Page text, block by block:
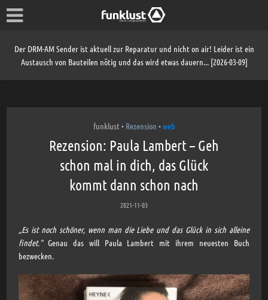
Der DRM-AM Sender ist aktuell zur Reparatur und nicht on air! Leider ist ein
Austausch von Bauteilen nötig und das wird etwas dauern... [2026-03-09]
funklust • Rezension • web
Rezension: Paula Lambert – Geh
schon mal in dich, das Glück
kommt dann schon nach
2021-11-03
„Es ist noch schöner, wenn man die Liebe und das Glück in sich alleine
findet.”Genau das will Paula Lambert mit ihrem neuesten Buch
bezwecken.